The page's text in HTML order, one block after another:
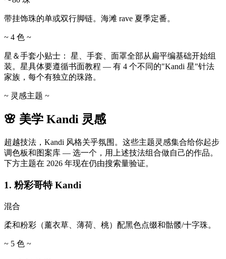
带挂饰珠的单或双行脚链。海滩 rave 夏季定番。
~ 4 色 ~
星＆手套小贴士：
星、手套、面罩全部从扁平编基础开始组
装。星具体要遵循书面教程 — 有 4 个不同的"Kandi 星"针法
家族，每个有独立的珠路。
~ 灵感主题 ~
🌸 美学 Kandi 灵感
超越技法，Kandi 风格关乎氛围。这些主题灵感集合给你起步
调色板和图案库 — 选一个，用上述技法组合做自己的作品。
下方主题在 2026 年现在仍由搜索量验证。
1. 粉彩哥特 Kandi
混合
柔和粉彩（薰衣草、薄荷、桃）配黑色点缀和骷髅/十字珠。
~ 5 色 ~